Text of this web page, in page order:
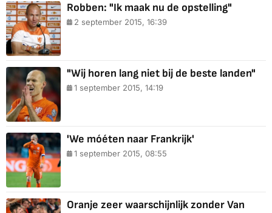
Robben: "Ik maak nu de opstelling"
2 september 2015, 16:39
"Wij horen lang niet bij de beste landen"
1 september 2015, 14:19
'We móéten naar Frankrijk'
1 september 2015, 08:55
Oranje zeer waarschijnlijk zonder Van